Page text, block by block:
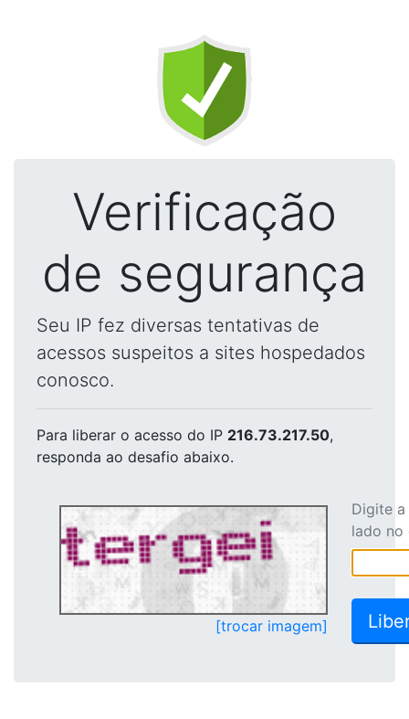
Verificação
de segurança
Seu IP fez diversas tentativas de
acessos suspeitos a sites hospedados
conosco.
Para liberar o acesso do IP 216.73.217.50,
responda ao desafio abaixo.
[trocar imagem]
Digite
lado no